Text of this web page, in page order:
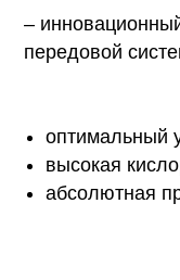
–
передовой
оптимальный
высокая
абсолютная